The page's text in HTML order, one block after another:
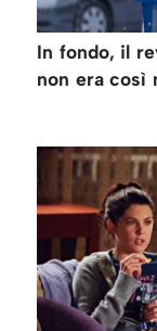
In fondo, il
non era così